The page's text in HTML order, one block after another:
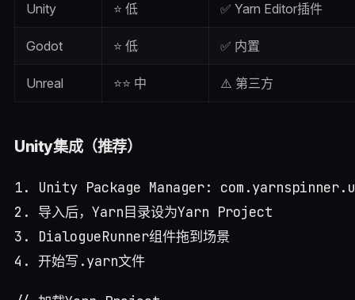
Unity ⭐ 低 ✅ Yarn Editor插件
Godot ⭐ 低 ✅ 内置
Unreal ⭐⭐ 中 ⚠️ 第三方
Unity集成（推荐）
1. Unity Package Manager:
2. 导入后，Yarn目录设为Yarn Project
3. DialogueRunner组件拖到场景
4. 开始写.yarn文件